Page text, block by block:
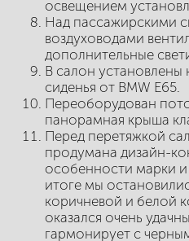
освещением
Над пассажирскими
воздуховодами
дополнительные
В салон
сиденья от BMW E65.
Переоборудован
панорамная крыша
Перед перетяжкой
продумана дизайн-
особенности марки
итоге мы
коричневой и белой
оказался очень
гармонирует с